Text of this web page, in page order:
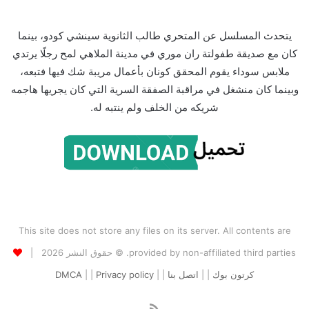
يتحدث المسلسل عن المتحري طالب الثانوية سينشي كودو، بينما
كان مع صديقة طفولتة ران موري في مدينة الملاهي لمح رجلًا يرتدي
ملابس سوداء يقوم المحقق كونان بأعمال مريبة شك فيها فتبعه،
وبينما كان منشغل في مراقبة الصفقة السرية التي كان يجريها هاجمه
شريكه من الخلف ولم ينتبه له.
This site does not store any files on its server. All contents are
provided by non-affiliated third parties. © حقوق النشر 2026 |
كرتون بوك
اتصل بنا DMCA Privacy policy